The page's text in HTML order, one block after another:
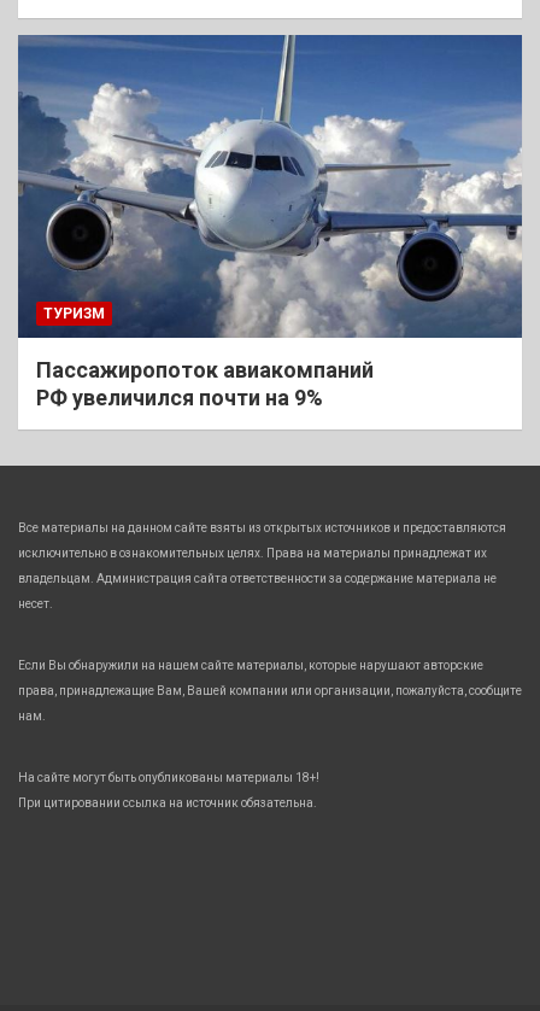
ТУРИЗМ
Пассажиропоток авиакомпаний
РФ увеличился почти на 9%
Все материалы на данном сайте взяты из открытых источников и предоставляются
исключительно в ознакомительных целях. Права на материалы принадлежат их
владельцам. Администрация сайта ответственности за содержание материала не
несет.
Если Вы обнаружили на нашем сайте материалы, которые нарушают авторские
права, принадлежащие Вам, Вашей компании или организации, пожалуйста, сообщите
нам.
На сайте могут быть опубликованы материалы 18+!
При цитировании ссылка на источник обязательна.